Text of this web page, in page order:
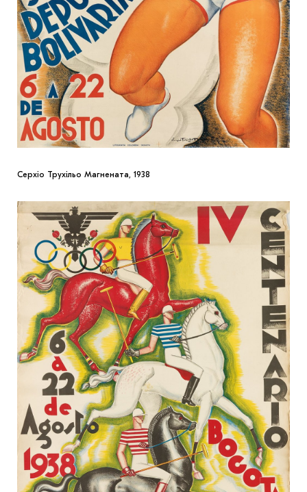
Серхіо Трухільо Магнената, 1938